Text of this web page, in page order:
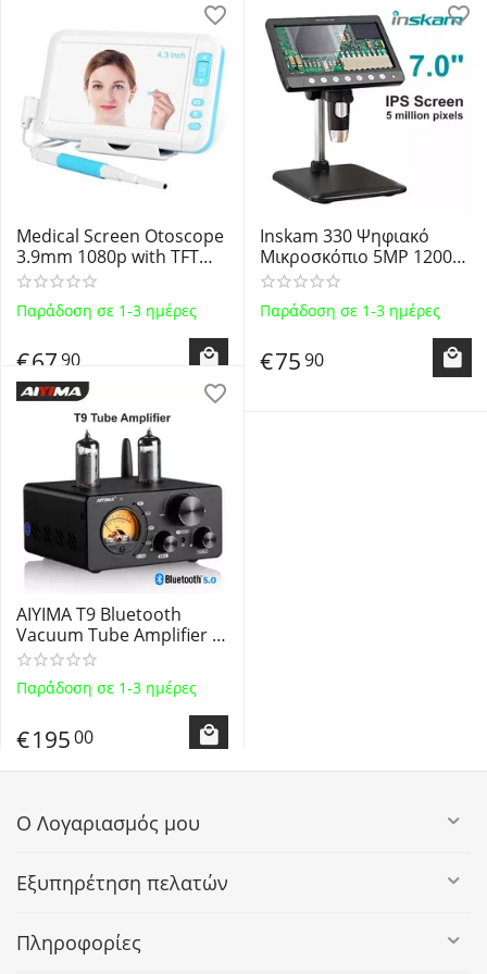
Medical Screen Otoscope
3.9mm 1080p with TFT
4.3" HD P20 - Ψηφιακή
Κάμερα Ωτοσκόπιο
3.9mm HD 1080p με
Παράδοση σε 1-3 ημέρες
€6790
Inskam 330 Ψηφιακό
Μικροσκόπιο 5MP 1200x
με Οθόνη 7.0" IPS
Επαναφορτιζόμενο με
Μπαταρία 2000mAh
Digital Microscope - Black
Παράδοση σε 1-3 ημέρες
€7590
AIYIMA T9 Bluetooth
Vacuum Tube Amplifier -
Λαμπάτος
Ολοκληρωμένος
Ενισχυτής Hi-Fi Stereo
Παράδοση σε 1-3 ημέρες
€19500
Ο Λογαριασμός μου
Εξυπηρέτηση πελατών
Πληροφορίες